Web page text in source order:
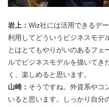
岩上： Wiz社には活用できるデ
利用してどういうビジネスモデ
とはとてもやりがいのあるフェ
ルでビジネスモデルを描いてき
く、楽しめると思います。
山崎： そうですね。外資系やコ
いると思います。しっかり自分